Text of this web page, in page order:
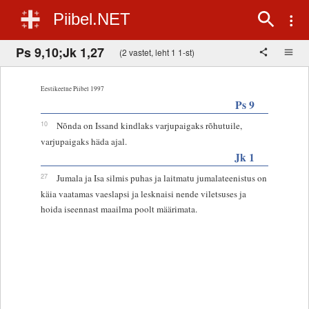
Piibel.NET
Ps 9,10;Jk 1,27 (2 vastet, leht 1 1-st)
Eestikeelne Piibel 1997
Ps 9
10
Nõnda on Issand kindlaks varjupaigaks rõhutuile,
varjupaigaks häda ajal.
Jk 1
27
Jumala ja Isa silmis puhas ja laitmatu jumalateenistus on
käia vaatamas vaeslapsi ja lesknaisi nende viletsuses ja
hoida iseennast maailma poolt määrimata.